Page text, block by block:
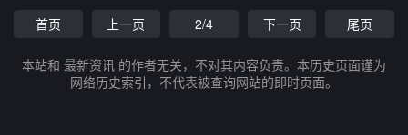
首页
上一页 2/4 下一页 尾页
本站和 最新资讯 的作者无关，不对其内容负责。本历史页面谨为
网络历史索引，不代表被查询网站的即时页面。